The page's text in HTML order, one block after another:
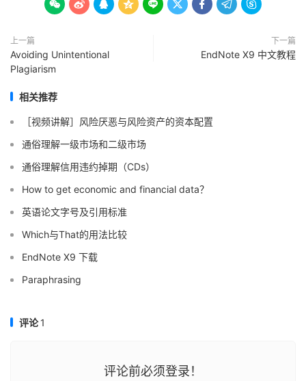
        
上一篇
Avoiding Unintentional
Plagiarism
下一篇
EndNote X9 中文教程
相关推荐
［视频讲解］风险厌恶与风险资产的资本配置
通俗理解一级市场和二级市场
通俗理解信用违约掉期（CDs）
How to get economic and financial data？
英语论文字号及引用标准
Which与That的用法比较
EndNote X9 下载
Paraphrasing
评论1
评论前必须登录！